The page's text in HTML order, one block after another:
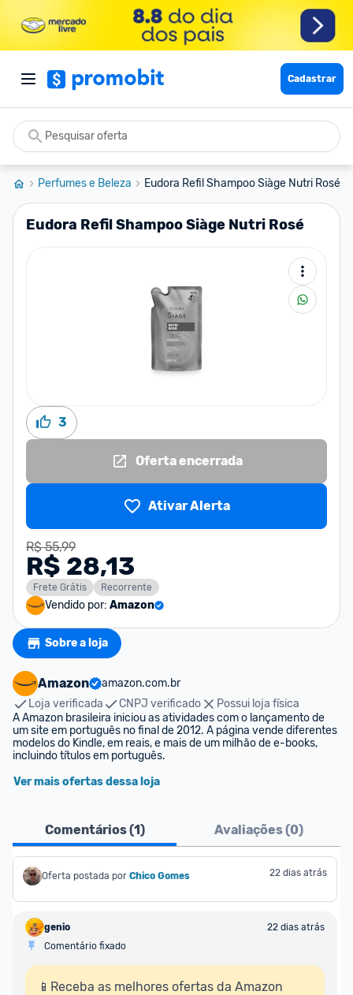
Cadastrar
Perfumes e Beleza Eudora Refil Shampoo Siàge Nutri Rosé
Eudora Refil Shampoo Siàge Nutri Rosé
3
Oferta encerrada
Ativar Alerta
R$ 55,99
R$ 28,13
Frete Grátis Recorrente
Vendido por: Amazon
Sobre a loja
Amazon
amazon.com.br
Loja verificada
CNPJ verificado
Possui loja física
A Amazon brasileira iniciou as atividades com o lançamento de
um site em português no final de 2012. A página vende diferentes
modelos do Kindle, em reais, e mais de um milhão de e-books,
incluindo títulos em português.
Ver mais ofertas dessa loja
Comentários (1) Avaliações (0)
Oferta postada por Chico Gomes 22 dias atrás
genio
22 dias atrás
Comentário fixado
📱Receba as melhores ofertas da Amazon